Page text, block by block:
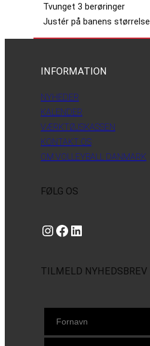
Tvunget 3 berøringer
Justér på banens størrelse.
INFORMATION
NYHEDER
KALENDER
VÆRKTØJSKASSEN
KONTAKT OS
OM VOLLEYBALL DANMARK
FØLG OS
Instagram https://www.facebook.com/danishbeachvolleytour LinkedIn
TILMELD NYHEDSBREV